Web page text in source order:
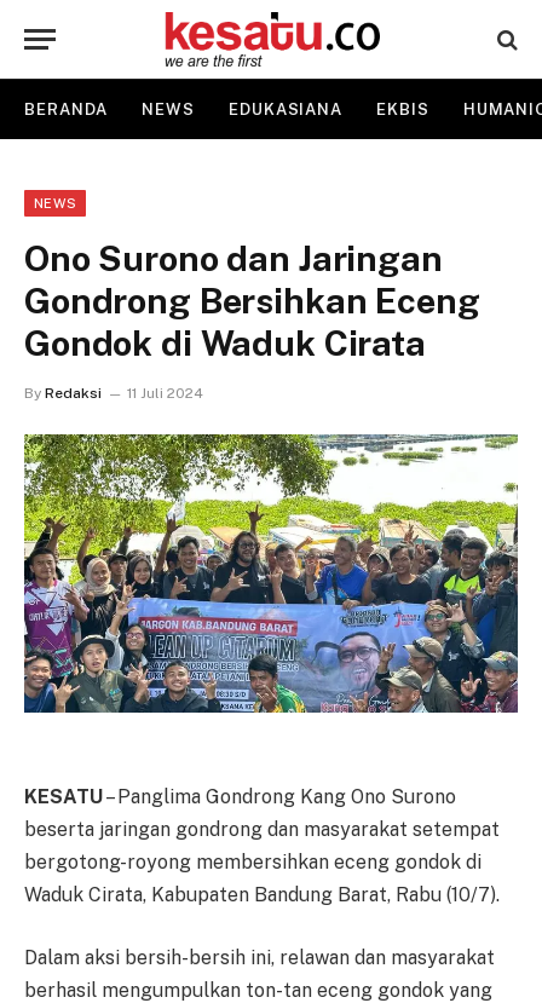
BERANDA NEWS EDUKASIANA EKBIS
NEWS
Ono Surono dan Jaringan
Gondrong Bersihkan Eceng
Gondok di Waduk Cirata
By Redaksi 11 Juli 2024
KESATU– Panglima Gondrong Kang Ono Surono
beserta jaringan gondrong dan masyarakat setempat
bergotong-royong membersihkan eceng gondok di
Waduk Cirata, Kabupaten Bandung Barat, Rabu (10/7).
Dalam aksi bersih-bersih ini, relawan dan masyarakat
berhasil mengumpulkan ton-tan eceng gondok yang